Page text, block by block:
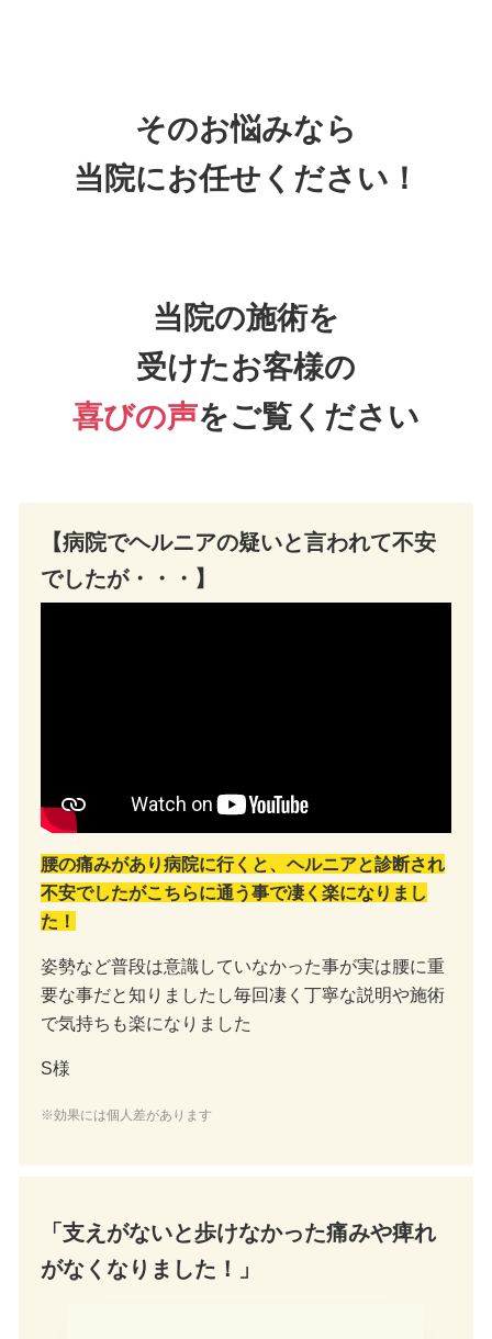
そのお悩みなら
当院にお任せください！
当院の施術を
受けたお客様の
喜びの声をご覧ください
【病院でヘルニアの疑いと言われて不安
でしたが・・・】
腰の痛みがあり病院に行くと、ヘルニアと診断され
不安でしたがこちらに通う事で凄く楽になりまし
た！
姿勢など普段は意識していなかった事が実は腰に重
要な事だと知りましたし毎回凄く丁寧な説明や施術
で気持ちも楽になりました
S様
※効果には個人差があります
「支えがないと歩けなかった痛みや痺れ
がなくなりました！」